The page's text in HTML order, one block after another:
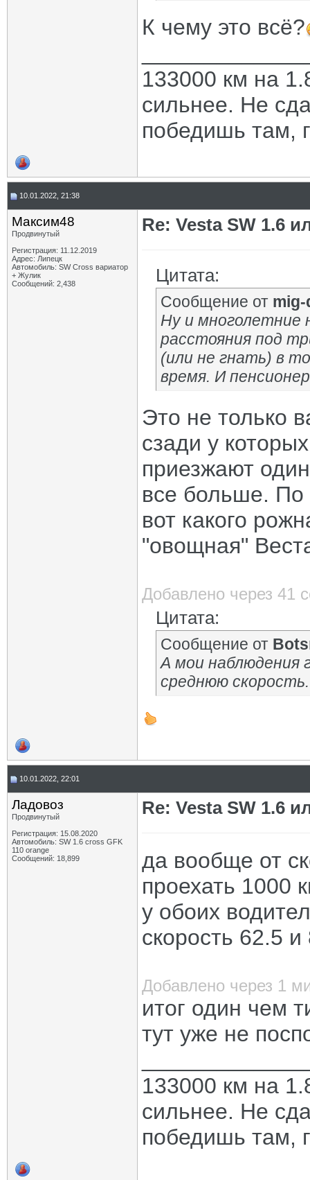
К чему это всё?
133000 км на
сильнее. Не
победишь там,
10.01.2022, 21:38
Максим48
Продвинутый
Регистрация: 11.12.2019
Адрес: Липецк
Автомобиль: SW Cross вариатор
+ Жулик
Сообщений: 2,438
Re: Vesta SW 1.6
Цитата:
Сообщение от
Ну и многолетние
расстояния под
(или не гнать) в
время. И
Это не только
сзади у
приезжают
все больше. По
вот какого
"овощная"
Добавлено через 41
Цитата:
Сообщение от
А мои наблюдения
среднюю скорость.
10.01.2022, 22:01
Ладовоз
Продвинутый
Регистрация: 15.08.2020
Автомобиль: SW 1.6 cross GFK
110 orange
Сообщений: 18,899
Re: Vesta SW 1.6
да вообще от
проехать 1000
у обоих
скорость 62.5
Добавлено через 1
итог один чем
тут уже не
133000 км на
сильнее. Не
победишь там,